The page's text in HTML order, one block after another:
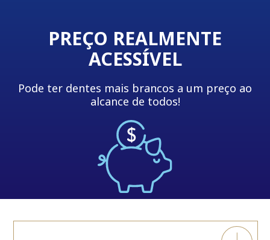
PREÇO REALMENTE
ACESSÍVEL
Pode ter dentes mais brancos a um preço ao
alcance de todos!